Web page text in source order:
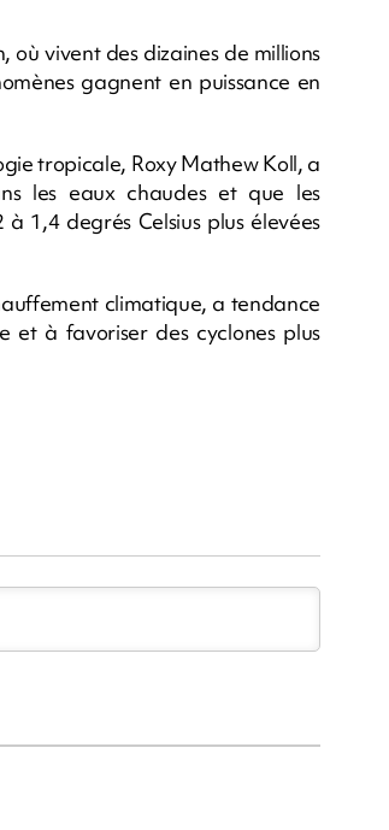
où vivent des dizaines de millions
gagnent en puissance en
tropicale, Roxy Mathew Koll, a
les eaux chaudes et que les
1,4 degrés Celsius plus élevées
climatique, a tendance
et à favoriser des cyclones plus